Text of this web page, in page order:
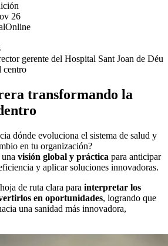
26
Online
transformando la
dónde evoluciona el sistema de salud y
en tu organización?
visión global y práctica para anticipar
y aplicar soluciones innovadoras.
de ruta clara para interpretar los
en oportunidades, logrando que
una sanidad más innovadora,